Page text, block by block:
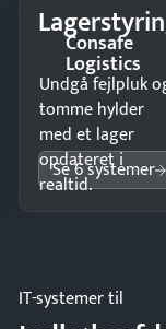
Consafe
Logistics
Undgå fejlpluk
tomme hylder
med et lager
opdateret i
realtid.
Se 6 systemer
IT-systemer til